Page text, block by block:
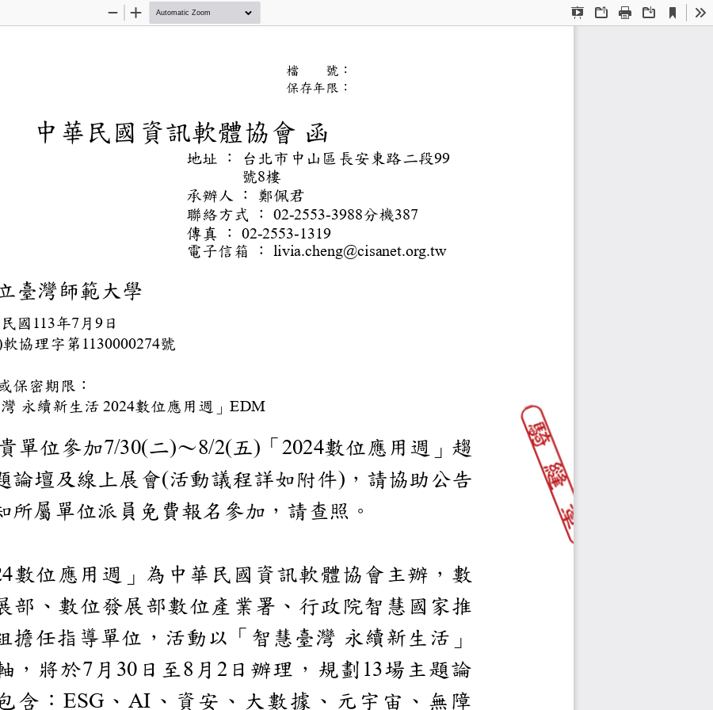
Presentation
OpenPrint Download
Current
View
Zoom
Zoom
中華民國資訊軟體協會
立臺灣師範大學
民國
113
年7 月 9日
軟協理字第1130000274
號
條件或保密期限：
臺灣
永續新生活
2024數位應用週」
EDM
貴單位參加
7/30(
二)〜8/2(
五) 「 2024數位應用週」趨
題論壇及線上展會
(活動議程詳如附件
) ，請協助公告
知所屬單位派員免費報名參加，請查照。
數位應用週」為中華民國資訊軟體協會主辦，
展部、數位發展部數位產業署、行政院智慧
組擔任指導單位，活動以「智慧臺灣
永續新生活」
軸，將於
7 月 30日至
8 月 2 日辦理，規劃
13場主題論
包含：
ESG
、 AI、資安、大數據、元宇宙、無障
檔
號：
保存年限：
函
地址： 台北市中山區長安東路二段
99
號8樓
承辦人
：
鄭佩君
聯絡方式
： 02-2553-3988
分機
387
傳真：
02-2553-1319
電子信箱
： livia.cheng@cisanet.org.tw